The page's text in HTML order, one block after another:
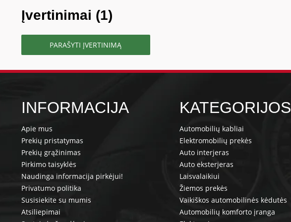
Įvertinimai (1)
PARAŠYTI ĮVERTINIMĄ
INFORMACIJA
Apie mus
Prekių pristatymas
Prekių grąžinimas
Pirkimo taisyklės
Naudinga informacija pirkėjui!
Privatumo politika
Susisiekite su mumis
Atsiliepimai
KATEGORIJOS
Automobilių kabliai
Elektromobilių prekės
Auto interjeras
Auto eksterjeras
Laisvalaikiui
Žiemos prekės
Vaikiškos automobilinės kėdutės
Automobilių komforto įranga